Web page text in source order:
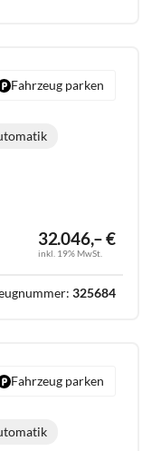
32.046,– €
inkl. 19% MwSt.
Getriebe:
Fahrzeug parken
325684
Getriebe:
Fahrzeug parken